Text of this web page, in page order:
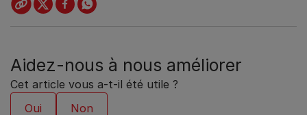
Aidez-nous à nous améliorer
Cet article vous a-t-il été utile ?